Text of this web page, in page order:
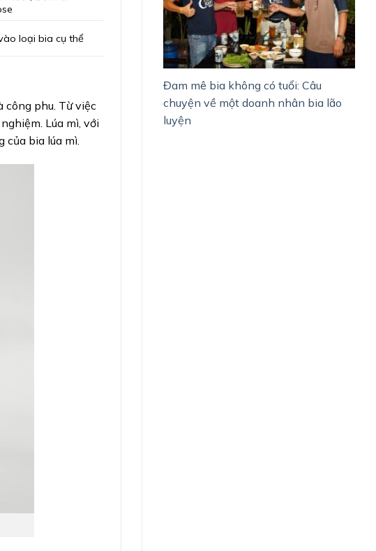
loại bia cụ thể
phu. Từ việc
Lúa mì, với
bia lúa mì.
Đam mê bia không có tuổi: Câu
chuyện về một doanh nhân bia lão
luyện